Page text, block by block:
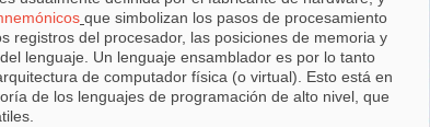
que simbolizan los pasos de procesamiento
registros del procesador, las posiciones de memoria y
lenguaje. Un lenguaje ensamblador es por lo tanto
de computador física (o virtual). Esto está en
de los lenguajes de programación de alto nivel, que